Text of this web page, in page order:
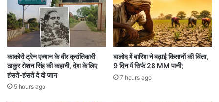
न
न
सो
सा
य
टि
यों
में
खा
काकोरी ट्रेन एक्शन के वीर क्रांतिकारी
ठाकुर रोशन सिंह की कहानी, देश के लिए
हंसते-हंसते दे दी जान
5 hours ago
बालोद में बारिश ने बढ़ाई किसानों की चिंता,
9 दिन में सिर्फ 28 MM पानी;
7 hours ago